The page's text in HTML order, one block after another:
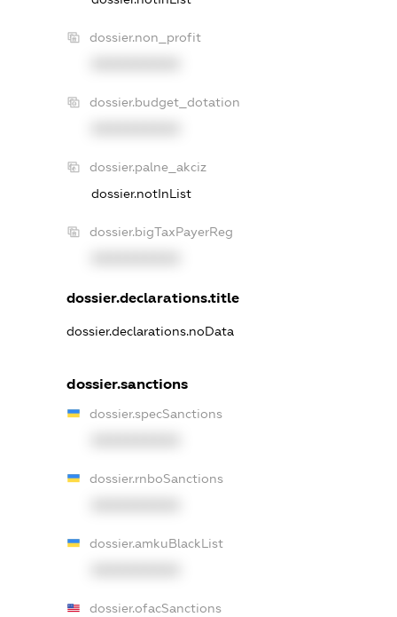
dossier.non_profit
dossier.budget_dotation
dossier.palne_akciz
dossier.notInList
dossier.bigTaxPayerReg
dossier.declarations.title
dossier.declarations.noData
dossier.sanctions
dossier.specSanctions
dossier.rnboSanctions
dossier.amkuBlackList
dossier.ofacSanctions